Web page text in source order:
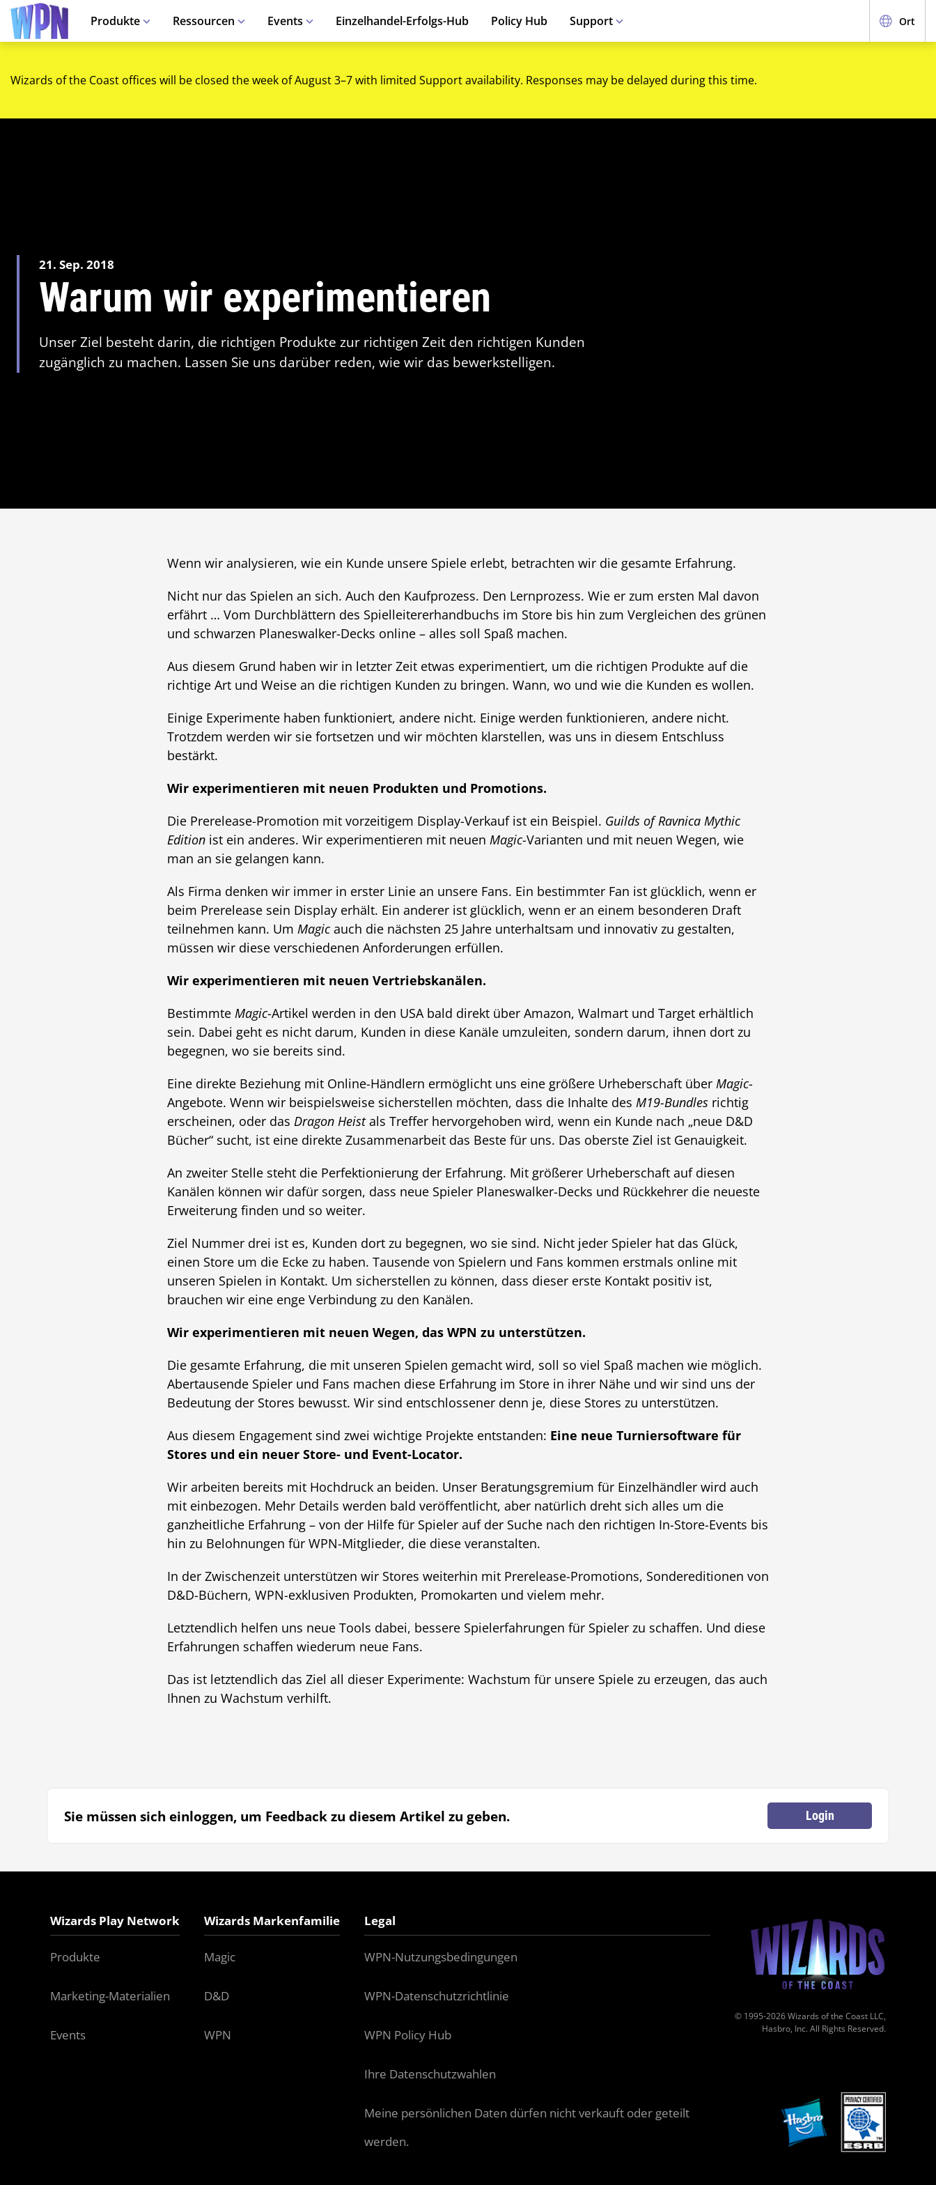
Produkte Ressourcen Events Einzelhandel-Erfolgs-Hub Policy Hub Support Ort
Wizards of the Coast offices will be closed the week of August 3–7 with limited Support availability. Responses may be delayed during this time.
21. Sep. 2018
Warum wir experimentieren
Unser Ziel besteht darin, die richtigen Produkte zur richtigen Zeit den richtigen Kunden
zugänglich zu machen. Lassen Sie uns darüber reden, wie wir das bewerkstelligen.
Wenn wir analysieren, wie ein Kunde unsere Spiele erlebt, betrachten wir die gesamte Erfahrung.
Nicht nur das Spielen an sich. Auch den Kaufprozess. Den Lernprozess. Wie er zum ersten Mal davon
erfährt … Vom Durchblättern des Spielleitererhandbuchs im Store bis hin zum Vergleichen des grünen
und schwarzen Planeswalker-Decks online – alles soll Spaß machen.
Aus diesem Grund haben wir in letzter Zeit etwas experimentiert, um die richtigen Produkte auf die
richtige Art und Weise an die richtigen Kunden zu bringen. Wann, wo und wie die Kunden es wollen.
Einige Experimente haben funktioniert, andere nicht. Einige werden funktionieren, andere nicht.
Trotzdem werden wir sie fortsetzen und wir möchten klarstellen, was uns in diesem Entschluss
bestärkt.
Wir experimentieren mit neuen Produkten und Promotions.
Die Prerelease-Promotion mit vorzeitigem Display-Verkauf ist ein Beispiel. Guilds of Ravnica Mythic
Edition ist ein anderes. Wir experimentieren mit neuen Magic-Varianten und mit neuen Wegen, wie
man an sie gelangen kann.
Als Firma denken wir immer in erster Linie an unsere Fans. Ein bestimmter Fan ist glücklich, wenn er
beim Prerelease sein Display erhält. Ein anderer ist glücklich, wenn er an einem besonderen Draft
teilnehmen kann. Um Magicauch die nächsten 25 Jahre unterhaltsam und innovativ zu gestalten,
müssen wir diese verschiedenen Anforderungen erfüllen.
Wir experimentieren mit neuen Vertriebskanälen.
Bestimmte Magic-Artikel werden in den USA bald direkt über Amazon, Walmart und Target erhältlich
sein. Dabei geht es nicht darum, Kunden in diese Kanäle umzuleiten, sondern darum, ihnen dort zu
begegnen, wo sie bereits sind.
Eine direkte Beziehung mit Online-Händlern ermöglicht uns eine größere Urheberschaft über Magic-
Angebote. Wenn wir beispielsweise sicherstellen möchten, dass die Inhalte des M19-Bundles richtig
erscheinen, oder das Dragon Heistals Treffer hervorgehoben wird, wenn ein Kunde nach „neue D&D
Bücher“ sucht, ist eine direkte Zusammenarbeit das Beste für uns. Das oberste Ziel ist Genauigkeit.
An zweiter Stelle steht die Perfektionierung der Erfahrung. Mit größerer Urheberschaft auf diesen
Kanälen können wir dafür sorgen, dass neue Spieler Planeswalker-Decks und Rückkehrer die neueste
Erweiterung finden und so weiter.
Ziel Nummer drei ist es, Kunden dort zu begegnen, wo sie sind. Nicht jeder Spieler hat das Glück,
einen Store um die Ecke zu haben. Tausende von Spielern und Fans kommen erstmals online mit
unseren Spielen in Kontakt. Um sicherstellen zu können, dass dieser erste Kontakt positiv ist,
brauchen wir eine enge Verbindung zu den Kanälen.
Wir experimentieren mit neuen Wegen, das WPN zu unterstützen.
Die gesamte Erfahrung, die mit unseren Spielen gemacht wird, soll so viel Spaß machen wie möglich.
Abertausende Spieler und Fans machen diese Erfahrung im Store in ihrer Nähe und wir sind uns der
Bedeutung der Stores bewusst. Wir sind entschlossener denn je, diese Stores zu unterstützen.
Aus diesem Engagement sind zwei wichtige Projekte entstanden: Eine neue Turniersoftware für
Stores und ein neuer Store- und Event-Locator.
Wir arbeiten bereits mit Hochdruck an beiden. Unser Beratungsgremium für Einzelhändler wird auch
mit einbezogen. Mehr Details werden bald veröffentlicht, aber natürlich dreht sich alles um die
ganzheitliche Erfahrung – von der Hilfe für Spieler auf der Suche nach den richtigen In-Store-Events bis
hin zu Belohnungen für WPN-Mitglieder, die diese veranstalten.
In der Zwischenzeit unterstützen wir Stores weiterhin mit Prerelease-Promotions, Sondereditionen von
D&D-Büchern, WPN-exklusiven Produkten, Promokarten und vielem mehr.
Letztendlich helfen uns neue Tools dabei, bessere Spielerfahrungen für Spieler zu schaffen. Und diese
Erfahrungen schaffen wiederum neue Fans.
Das ist letztendlich das Ziel all dieser Experimente: Wachstum für unsere Spiele zu erzeugen, das auch
Ihnen zu Wachstum verhilft.
Sie müssen sich einloggen, um Feedback zu diesem Artikel zu geben. Login
Wizards Play Network
Produkte
Marketing-Materialien
Events
Wizards Markenfamilie
Magic
D&D
WPN
Legal
WPN-Nutzungsbedingungen
WPN-Datenschutzrichtlinie
WPN Policy Hub
Ihre Datenschutzwahlen
Meine persönlichen Daten dürfen nicht verkauft oder geteilt
werden.
© 1995-2026 Wizards of the Coast LLC,
Hasbro, Inc. All Rights Reserved.